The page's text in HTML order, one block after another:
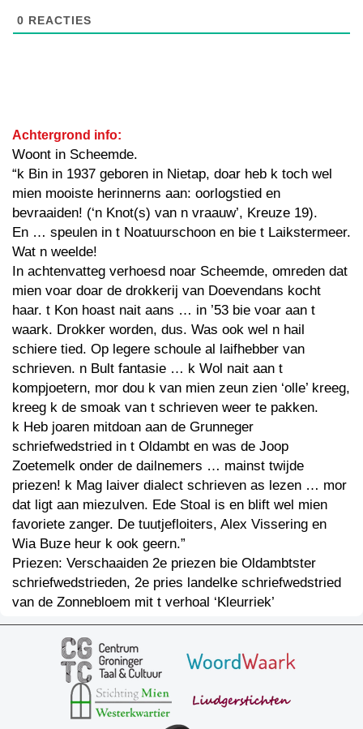
0 REACTIES
Achtergrond info:
Woont in Scheemde.
“k Bin in 1937 geboren in Nietap, doar heb k toch wel
mien mooiste herinnerns aan: oorlogstied en
bevraaiden! (‘n Knot(s) van n vraauw’, Kreuze 19).
En … speulen in t Noatuurschoon en bie t Laikstermeer.
Wat n weelde!
In achtenvatteg verhoesd noar Scheemde, omreden dat
mien voar doar de drokkerij van Doevendans kocht
haar. t Kon hoast nait aans … in ’53 bie voar aan t
waark. Drokker worden, dus. Was ook wel n hail
schiere tied. Op legere schoule al laifhebber van
schrieven. n Bult fantasie … k Wol nait aan t
kompjoetern, mor dou k van mien zeun zien ‘olle’ kreeg,
kreeg k de smoak van t schrieven weer te pakken.
k Heb joaren mitdoan aan de Grunneger
schriefwedstried in t Oldambt en was de Joop
Zoetemelk onder de dailnemers … mainst twijde
priezen! k Mag laiver dialect schrieven as lezen … mor
dat ligt aan miezulven. Ede Stoal is en blift wel mien
favoriete zanger. De tuutjefloiters, Alex Vissering en
Wia Buze heur k ook geern.”
Priezen: Verschaaiden 2e priezen bie Oldambtster
schriefwedstrieden, 2e pries landelke schriefwedstried
van de Zonnebloem mit t verhoal ‘Kleurriek’